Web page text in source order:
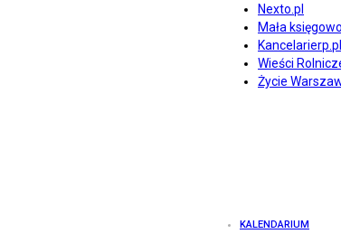
Nexto.pl
Mała
Kancelarierp.pl
Wieści
Życie
KALENDARIUM